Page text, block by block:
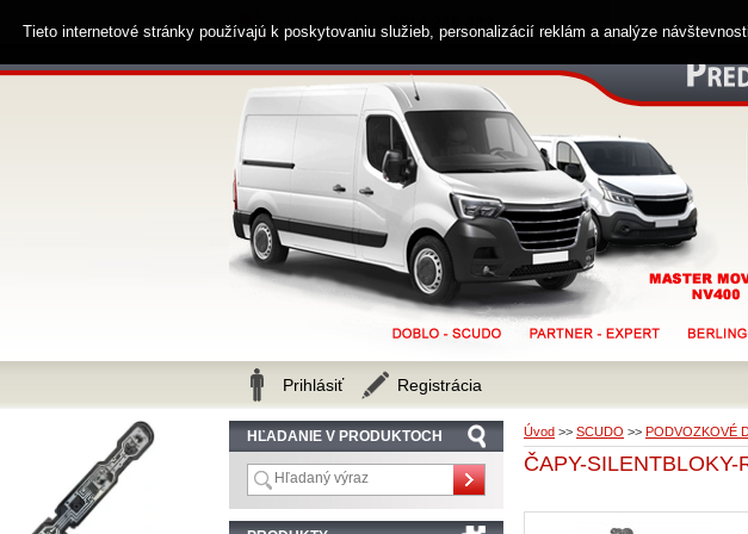
Úvod >> SCUDO >> PODVOZKOVÉ
ČAPY-SILENTBLOKY-
HĽADANIE V PRODUKTOCH
Zákaznícka linka 0914 238 482
Prihlásiť Registrácia
Tieto internetové stránky používajú k poskytovaniu služieb, personalizácií reklám a analýze